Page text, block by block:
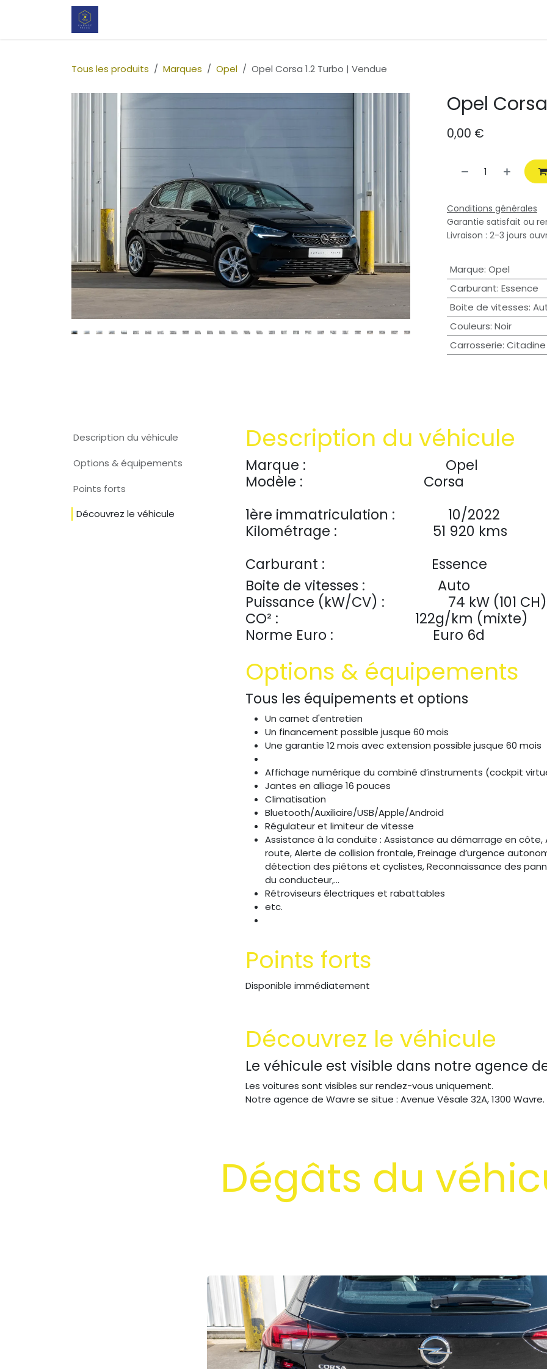
Se rendre au contenu
Tous les produits Marques Opel Opel Corsa 1.2 Turbo | Vendue
Opel
0,00 €
Conditions générales
Garantie satisfait ou
Livraison : 2-3 jours
Marque: Opel
Carburant: Essence
Boite de vitesses:
Couleurs: Noir
Carrosserie: Citadine
Description du véhicule
Options & équipements
Points forts
Découvrez le véhicule
Description du véhicule
​Marque : Opel
Modèle :
Corsa
1ère immatriculation :
​​10/2022
Kilométrage :
51 920 kms
Carburant :
​​Essence​
Boite de vitesses :
​Auto
Puissance (kW/CV) :
74 kW (101 CH)
CO² :
122g/km (mixte)
Norme Euro :
​Euro 6d
Options & équipements
Tous les équipements et options
Un carnet d'entretien
Un financement possible jusque 60 mois
Une garantie 12 mois avec extension possible jusque 60 mois
Affichage numérique du combiné d’instruments (cockpit
Jantes en alliage 16 pouces
Climatisation
Bluetooth/Auxiliaire/USB/Apple/Android
Régulateur et limiteur de vitesse
Assistance à la conduite : Assistance au démarrage en
route, Alerte de collision frontale, Freinage d’urgence
détection des piétons et cyclistes, Reconnaissance des
du conducteur,...
Rétroviseurs électriques et rabattables
etc.
Points forts
Disponible immédiatement
Découvrez le véhicule
Le véhicule est visible dans notre agence
Les voitures sont visibles sur rendez-vous uniquement.
Notre agence de Wavre se situe : Avenue Vésale 32A, 1300 Wavre.
Dégâts du